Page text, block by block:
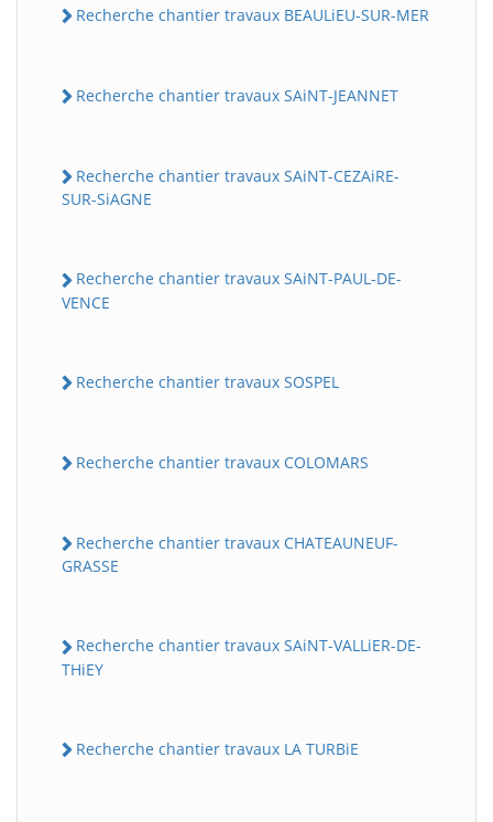
Recherche chantier travaux BEAULiEU-SUR-MER
Recherche chantier travaux SAiNT-JEANNET
Recherche chantier travaux SAiNT-CEZAiRE-
SUR-SiAGNE
Recherche chantier travaux SAiNT-PAUL-DE-
VENCE
Recherche chantier travaux SOSPEL
Recherche chantier travaux COLOMARS
Recherche chantier travaux CHATEAUNEUF-
GRASSE
Recherche chantier travaux SAiNT-VALLiER-DE-
THiEY
Recherche chantier travaux LA TURBiE